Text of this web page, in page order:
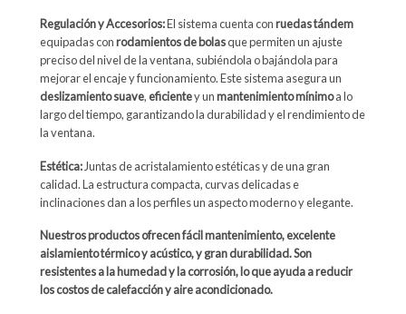
Regulación y Accesorios:El sistema cuenta conruedas tándem
equipadas conrodamientos de bolasque permiten un ajuste
preciso del nivel de la ventana, subiéndola o bajándola para
mejorar el encaje y funcionamiento. Este sistema asegura un
deslizamiento suave, eficientey unmantenimiento mínimoa lo
largo del tiempo, garantizando la durabilidad y el rendimiento de
la ventana.
Estética: Juntas de acristalamiento estéticas y de una gran
calidad. La estructura compacta, curvas delicadas e
inclinaciones dan a los perfiles un aspecto moderno y elegante.
Nuestros productos ofrecen fácil mantenimiento, excelente
aislamiento térmico y acústico, y gran durabilidad. Son
resistentes a la humedad y la corrosión, lo que ayuda a reducir
los costos de calefacción y aire acondicionado.